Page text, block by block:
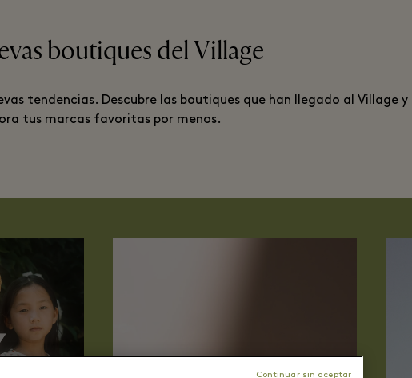
boutiques del Village
tendencias. Descubre las boutiques que han llegado al Village y
tus marcas favoritas por menos.
Continuar sin aceptar